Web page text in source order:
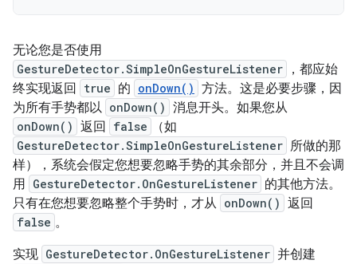
无论您是否使用
GestureDetector.SimpleOnGestureListener
，都应始
终实现返回
true 的 onDown() 方法。这是必要步骤，因
为所有手势都以 onDown() 消息开头。如果您从
onDown() 返回 false （如
GestureDetector.SimpleOnGestureListener 所做的那
样），系统会假定您想要忽略手势的其余部分，并且不会调
用 GestureDetector.OnGestureListener 的其他方法。
只有在您想要忽略整个手势时，才从 onDown() 返回
false 。
实现 GestureDetector.OnGestureListener 并创建